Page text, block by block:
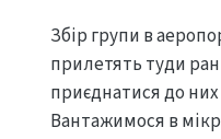
Збір групи в
прилетять туди
приєднатися до
Вантажимося в